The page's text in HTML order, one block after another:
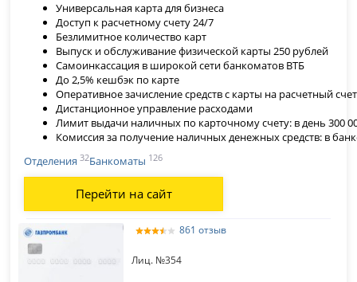
Универсальная карта для бизнеса
Доступ к расчетному счету 24/7
Безлимитное количество карт
Выпуск и обслуживание физической карты 250 рублей
Самоинкассация в широкой сети банкоматов ВТБ
До 2,5% кешбэк по карте
Оперативное зачисление средств с карты на расчетный счет
Дистанционное управление расходами
Лимит выдачи наличных по карточному счету: в день 300
Комиссия за получение наличных денежных средств: в
Отделения32Банкоматы 126
Перейти на сайт
861 отзыв
Лиц. №354